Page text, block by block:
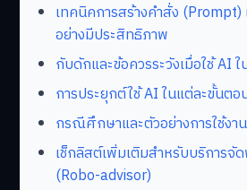
เทคนิคการสร้างคำสั่ง (Prompt)
อย่างมีประสิทธิภาพ
กับดักและข้อควรระวังเมื่อใช้ AI
การประยุกต์ใช้ AI ในแต่ละขั้นต
กรณีศึกษาและตัวอย่างการใช้งา
เช็กลิสต์เพิ่มเติมสำหรับบริการจั
(Robo-advisor)